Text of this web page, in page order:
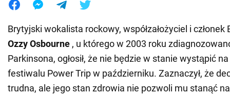
Brytyjski wokalista rockowy, współzałożyciel i członek
Ozzy Osbourne , u którego w 2003 roku
Parkinsona, ogłosił, że nie będzie w stanie wystąpić
festiwalu Power Trip w październiku. Zaznaczył, że
trudna, ale jego stan zdrowia nie pozwoli mu stanąć